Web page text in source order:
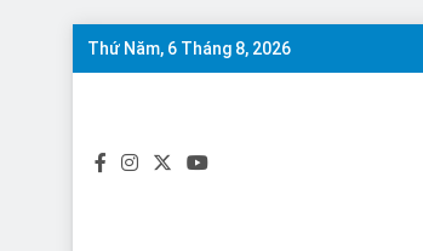
Skip
Thứ Năm, 6 Tháng 8, 2026